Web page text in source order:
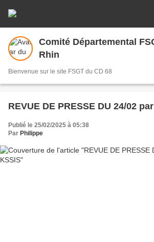
Comité Départemental
Rhin
Bienvenue sur le site FSGT du CD 68
REVUE DE PRESSE DU 24/02
Publié le 25/02/2025 à 05:38
Par Philippe